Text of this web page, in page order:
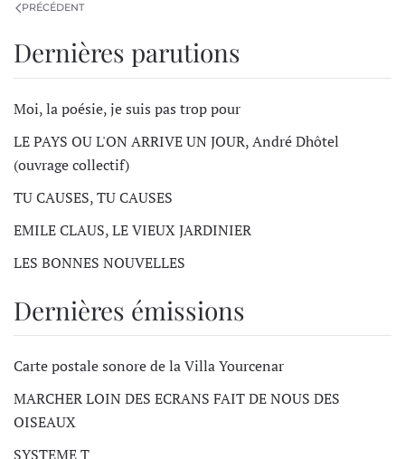
PRÉCÉDENT
Dernières parutions
Moi, la poésie, je suis pas trop pour
LE PAYS OU L'ON ARRIVE UN JOUR, André Dhôtel
(ouvrage collectif)
TU CAUSES, TU CAUSES
EMILE CLAUS, LE VIEUX JARDINIER
LES BONNES NOUVELLES
Dernières émissions
Carte postale sonore de la Villa Yourcenar
MARCHER LOIN DES ECRANS FAIT DE NOUS DES
OISEAUX
SYSTEME T